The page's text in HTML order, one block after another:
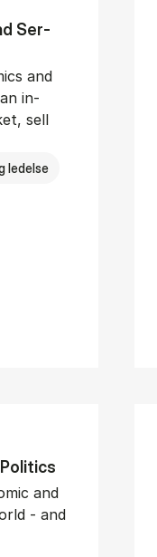
Ser­
and
in-
sell
ledelse
and Ser­vice
and
- and